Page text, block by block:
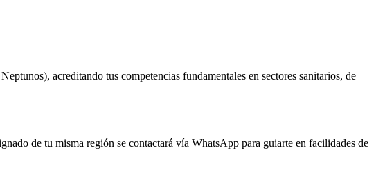
), acreditando tus competencias fundamentales en sectores sanitarios, de
de tu misma región se contactará vía WhatsApp para guiarte en facilidades de